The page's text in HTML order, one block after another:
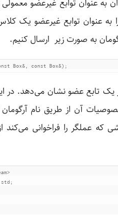
به عنوان توابع غیرعضو
به عنوان توابع غیرعضو یک
به صورت زیر ارسال کنیم.
از یک تابع عضو نشان می‌دهد.
آن از طریق نام
std ;